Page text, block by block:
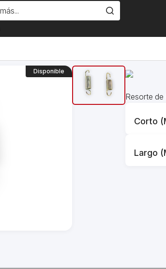
Disponible
Resorte de
Corto
Largo